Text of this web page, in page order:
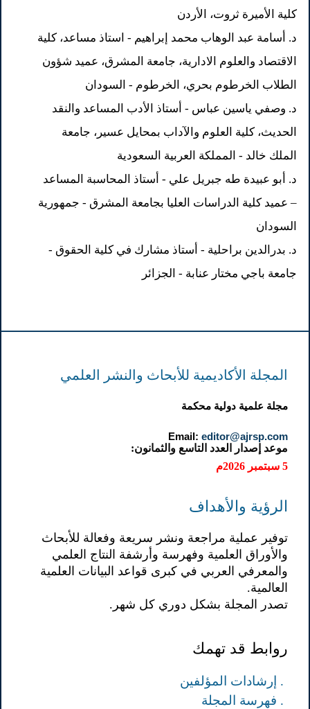
كلية الأميرة ثروت، الأردن
د. أسامة عبد الوهاب محمد إبراهيم - استاذ مساعد، كلية
الاقتصاد والعلوم الادارية، جامعة المشرق، عميد شؤون
الطلاب الخرطوم بحري، الخرطوم - السودان
د. وصفي ياسين عباس - أستاذ الأدب المساعد والنقد
الحديث، كلية العلوم والآداب بمحايل عسير، جامعة
الملك خالد - المملكة العربية السعودية
د. أبو عبيدة طه جبريل علي - أستاذ المحاسبة المساعد
– عميد كلية الدراسات العليا بجامعة المشرق - جمهورية
السودان
د. بدرالدين براحلية - أستاذ مشارك في كلية الحقوق -
جامعة باجي مختار عنابة - الجزائر
المجلة الأكاديمية للأبحاث والنشر العلمي
مجلة علمية دولية محكمة
Email:editor@ajrsp.com
موعد إصدار العدد التاسع والثمانون:
5 سبتمبر 2026م
الرؤية والأهداف
توفير عملية مراجعة ونشر سريعة وفعالة للأبحاث
والأوراق العلمية وفهرسة وأرشفة النتاج العلمي
والمعرفي العربي في كبرى قواعد البيانات العلمية
العالمية.
تصدر المجلة بشكل دوري كل شهر.
روابط قد تهمك
. إرشادات المؤلفين
. فهرسة المجلة